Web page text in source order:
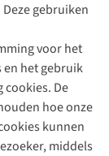
gebruiken
voor het
en het gebruik
cookies. De
hoe onze
kunnen
middels